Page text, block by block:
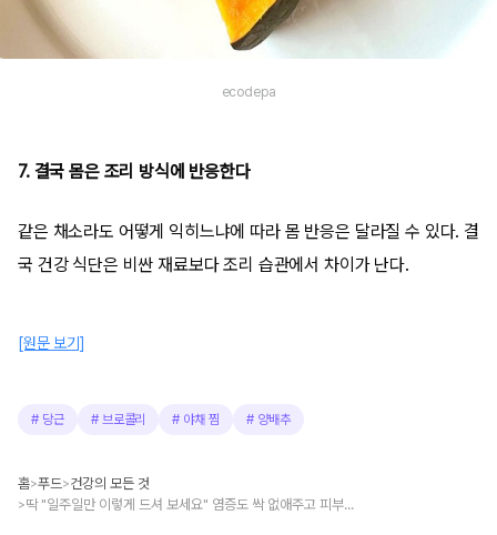
ecodepa
7. 결국 몸은 조리 방식에 반응한다
같은 채소라도 어떻게 익히느냐에 따라 몸 반응은 달라질 수 있다. 결
국 건강 식단은 비싼 재료보다 조리 습관에서 차이가 난다.
[원문 보기]
# 당근 # 브로콜리 # 야채 찜 # 양배추
홈>푸드>건강의 모든 것
> 딱 "일주일만 이렇게 드셔 보세요" 염증도 싹 없애주고 피부마저 회춘 시키는 음식